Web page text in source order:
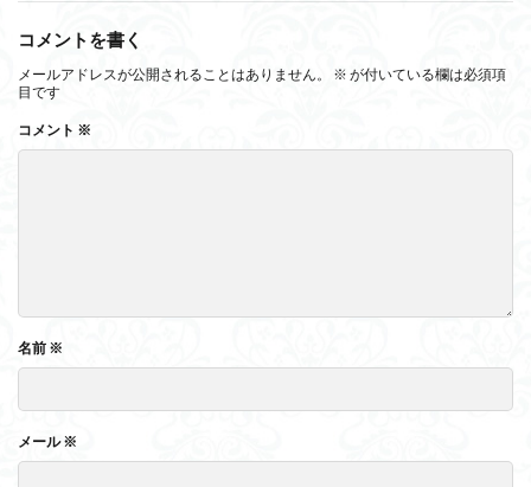
コメントを書く
メールアドレスが公開されることはありません。 ※ が付いている欄は必須項
目です
コメント ※
名前 ※
メール※